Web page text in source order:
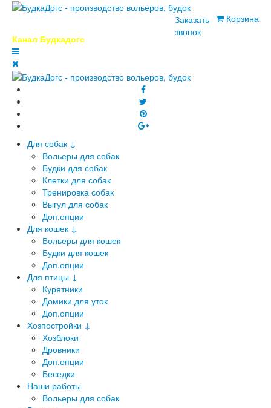
Корзина
Канал Будкадогс
Заказать
звонок
Для собак ↓
Вольеры для собак
Будки для собак
Клетки для собак
Тренировка собак
Выгул для собак
Доп.опции
Для кошек ↓
Вольеры для кошек
Будки для кошек
Доп.опции
Для птицы ↓
Курятники
Домики для уток
Доп.опции
Хозпостройки ↓
Хозблоки
Дровники
Доп.опции
Беседки
Наши работы
Вольеры для собак